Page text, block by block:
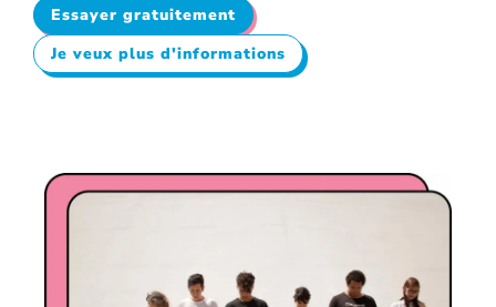
Essayer gratuitement
Je veux plus d'informations